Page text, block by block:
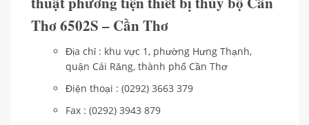
Thơ 6502S – Cần Thơ
Địa chỉ : khu vực 1, phường Hưng Thạnh,
quận Cái Răng, thành phố Cần Thơ
Điện thoại : (0292) 3663 379
Fax : (0292) 3943 879